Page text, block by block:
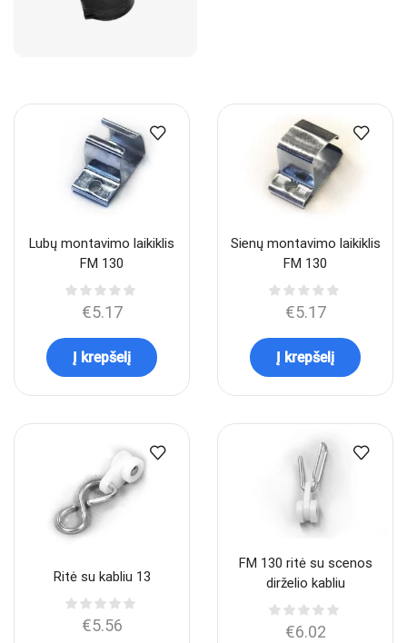
Lubų montavimo laikiklis
FM 130
€5.17
Į krepšelį
Sienų montavimo laikiklis
FM 130
€5.17
Į krepšelį
Ritė su kabliu 13
€5.56
FM 130 ritė su scenos
dirželio kabliu
€6.02